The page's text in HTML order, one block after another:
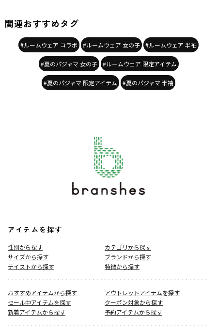
性別タイプ
／GIRL
商品番号
／12-6548-251
関連おすすめタグ
#ルームウェア コラボ #ルームウェア 女の子 #ルームウェア 半袖
#夏のパジャマ 女の子 #ルームウェア 限定アイテム
#夏のパジャマ 限定アイテム #夏のパジャマ 半袖
アイテムを探す
性別から探す
カテゴリから探す
サイズから探す
ブランドから探す
テイストから探す
特徴から探す
おすすめアイテムから探す
アウトレットアイテムを探す
セール中アイテムを探す
クーポン対象から探す
新着アイテムから探す
予約アイテムから探す